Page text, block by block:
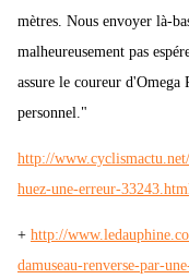
mètres. Nous envoyer là-
malheureusement pas
assure le coureur
personnel."
http://
huez-une-erreur-
+ http://
damuseau-renverse-par-